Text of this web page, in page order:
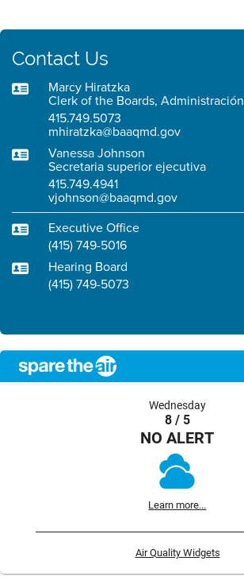
Contact Us
Marcy Hiratzka
Clerk of the Boards, Administración
415.749.5073
mhiratzka@baaqmd.gov
Vanessa Johnson
Secretaria superior ejecutiva
415.749.4941
vjohnson@baaqmd.gov
Executive Office
(415) 749-5016
Hearing Board
(415) 749-5073
Wednesday
8 / 5
NO ALERT
Learn more...
Air Quality Widgets